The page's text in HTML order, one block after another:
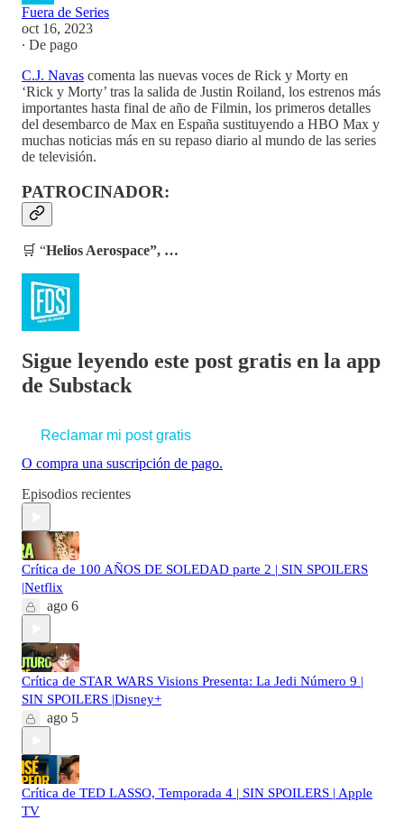
Fuera de Series
oct 16, 2023
∙ De pago
C.J. Navas comenta las nuevas voces de Rick y Morty en
‘Rick y Morty’ tras la salida de Justin Roiland, los estrenos más
importantes hasta final de año de Filmin, los primeros detalles
del desembarco de Max en España sustituyendo a HBO Max y
muchas noticias más en su repaso diario al mundo de las series
de televisión.
PATROCINADOR:
🛒 “Helios Aerospace”, …
Sigue leyendo este post gratis en la app
de Substack
Reclamar mi post gratis
O compra una suscripción de pago.
Episodios recientes
Crítica de 100 AÑOS DE SOLEDAD parte 2 | SIN SPOILERS
|Netflix
ago 6
Crítica de STAR WARS Visions Presenta: La Jedi Número 9 |
SIN SPOILERS |Disney+
ago 5
Crítica de TED LASSO, Temporada 4 | SIN SPOILERS | Apple
TV